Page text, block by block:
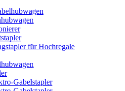
für Hochregale
Gabelstapler